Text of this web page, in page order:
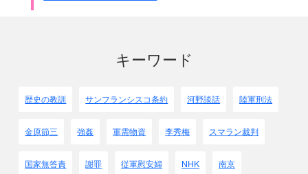
キーワード
歴史の教訓 サンフランシスコ条約 河野談話 陸軍刑法
金原節三 強姦 軍需物資 李秀梅 スマラン裁判
国家無答責 謝罪 従軍慰安婦 NHK 南京